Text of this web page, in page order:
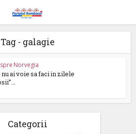
Tag - galagie
Norvegia
nu ai voie sa faci in zilele
Categorii